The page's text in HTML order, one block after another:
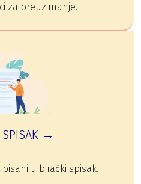
za preuzimanje.
SPISAK →
u birački spisak.